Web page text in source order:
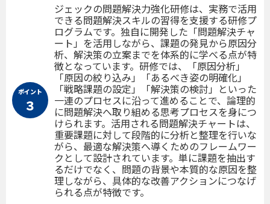
ポイント
３
ジェックの問題解決力強化研修は、実務で活用
できる問題解決スキルの習得を支援する研修プ
ログラムです。独自に開発した「問題解決チャ
ート」を活用しながら、課題の発見から原因分
析、解決策の立案までを体系的に学べる点が特
徴となっています。研修では、「原因分析」
「原因の絞り込み」「あるべき姿の明確化」
「戦略課題の設定」「解決策の検討」といった
一連のプロセスに沿って進めることで、論理的
に問題解決へ取り組める思考プロセスを身につ
けられます。活用される問題解決チャートは、
重要課題に対して段階的に分析と整理を行いな
がら、最適な解決策へ導くためのフレームワー
クとして設計されています。単に課題を抽出す
るだけでなく、問題の背景や本質的な原因を整
理しながら、具体的な改善アクションにつなげ
られる点が特徴です。